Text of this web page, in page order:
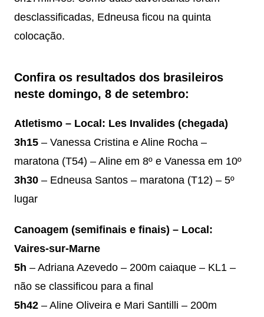
desclassificadas, Edneusa ficou na quinta
colocação.
Confira os resultados dos brasileiros
neste domingo, 8 de setembro:
Atletismo – Local: Les Invalides (chegada)
3h15 – Vanessa Cristina e Aline Rocha –
maratona (T54) – Aline em 8º e Vanessa em 10º
3h30– Edneusa Santos – maratona (T12) – 5º
lugar
Canoagem (semifinais e finais) – Local:
Vaires-sur-Marne
5h – Adriana Azevedo – 200m caiaque – KL1 –
não se classificou para a final
5h42 – Aline Oliveira e Mari Santilli – 200m